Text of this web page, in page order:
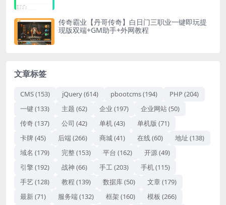
传奇霸业【丹哥传奇】白日门三职业一键即玩提
现版双端+GM助手+外网教程
文章标签
CMS(153) jQuery(614) pbootcms(194) PHP(204)
一键(133) 主题 (62) 企业 (197) 企业网站(50)
传奇(137) 公司 (42) 单机(43) 单机版 (71)
卡牌 (45) 后端(266) 商城(41) 在线(60) 地址 (138)
域名 (179) 完整(153) 平台 (162) 开源(49)
引擎(192) 战神 (66) 手工(203) 手机(115)
手艺(128) 教程 (139) 数据库(50) 文章 (179)
最新 (71) 服务端(132) 框架 (160) 模板 (266)